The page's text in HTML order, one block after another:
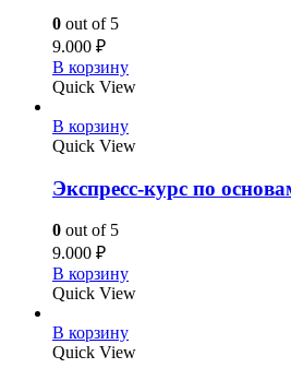
0 out of 5
9.000 ₽
В корзину
Quick View
В корзину
Quick View
Экспресс-курс по
0 out of 5
9.000 ₽
В корзину
Quick View
В корзину
Quick View